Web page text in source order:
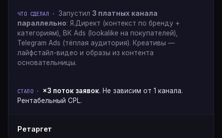
Запустил3 платных канала
параллельно: Я.Директ (контекст по бренду +
категориям), ВК Ads (lookalike на покупателей),
Telegram Ads (тёплая аудитория). Креативы —
лайфстайл-видео и образы из контента
основательницы.
×3 поток заявок. Не зависим от 1 канала.
Рентабельный CPL.
Ретаргет